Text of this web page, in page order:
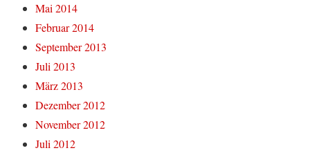
Mai 2014
Februar 2014
September 2013
Juli 2013
März 2013
Dezember 2012
November 2012
Juli 2012